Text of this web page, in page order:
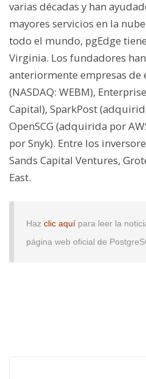
varias décadas y han
mayores servicios en la
todo el mundo, pgEdge
Virginia. Los fundadores
anteriormente empresas de
(NASDAQ: WEBM),
Capital), SparkPost
OpenSCG (adquirida por
por Snyk). Entre los
Sands Capital Ventures,
East.
Haz clic aquí para leer la
página web oficial de